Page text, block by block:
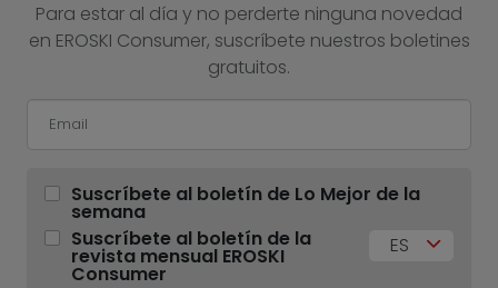
Para estar al día y no perderte ninguna novedad
en EROSKI Consumer, suscríbete nuestros boletines
gratuitos.
Suscríbete al boletín de Lo Mejor de la
semana
Suscríbete al boletín de la
revista mensual EROSKI
Consumer
ES